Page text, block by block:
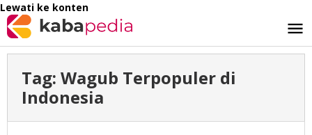
Lewati ke konten
Tag: Wagub Terpopuler di
Indonesia